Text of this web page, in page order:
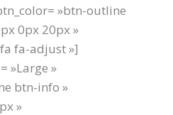
»btn-outline
0px 20px »
fa-adjust »]
»Large »
btn-info »
»